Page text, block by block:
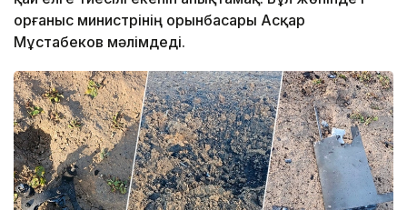
Қорғаныс министрінің орынбасары Асқар
Мұстабеков мәлімдеді.